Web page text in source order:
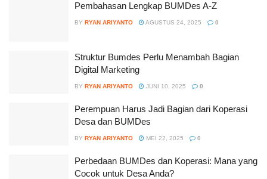
Pembahasan Lengkap BUMDes A-Z
BY RYAN ARIYANTO AGUSTUS 24, 2025 0
Struktur Bumdes Perlu Menambah Bagian
Digital Marketing
BY RYAN ARIYANTO JUNI 10, 2025 0
Perempuan Harus Jadi Bagian dari Koperasi
Desa dan BUMDes
BY RYAN ARIYANTO MEI 22, 2025 0
Perbedaan BUMDes dan Koperasi: Mana yang
Cocok untuk Desa Anda?